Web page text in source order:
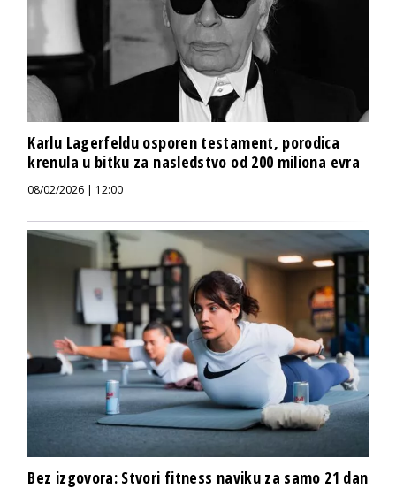
Karlu Lagerfeldu osporen testament, porodica
krenula u bitku za nasledstvo od 200 miliona evra
08/02/2026 | 12:00
Bez izgovora: Stvori fitness naviku za samo 21 dan